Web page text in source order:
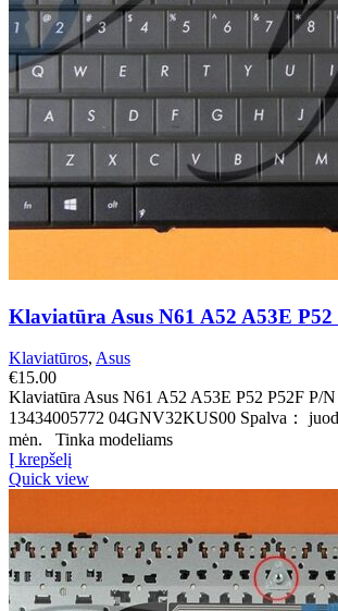
Klaviatūra Asus N61 A52 A53E P52
Klaviatūros, Asus
€15.00
Klaviatūra Asus N61 A52 A53E P52 P52F P/
13434005772 04GNV32KUS00 Spalva：
mėn. Tinka modeliams
Į krepšelį
Quick view